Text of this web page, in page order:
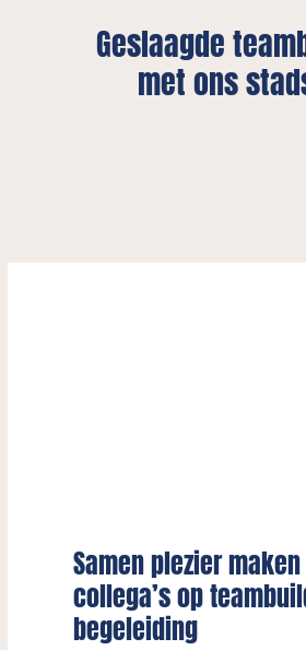
Geslaagde
met ons
Samen plezier
collega’s op
begeleiding